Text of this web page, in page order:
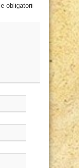
obligatorii